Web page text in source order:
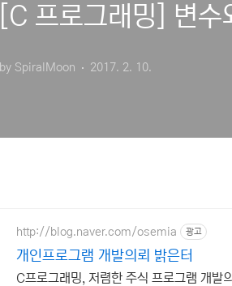
[C 프로그래밍] 변
by SpiralMoon 2017. 2. 10.
http://blog.naver.com/osemia 광고
개인프로그램 개발의뢰 밝은터
C프로그래밍, 저렴한 주식 프로그램 개발